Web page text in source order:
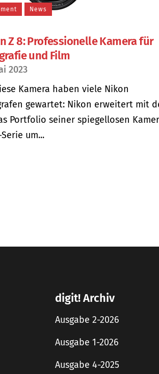
News
Z 8: Professionelle Kamera für
und Film
2023
Kamera haben viele Nikon
gewartet: Nikon erweitert mit
Portfolio seiner spiegellosen
um...
digit! Archiv
Ausgabe 2-2026
Ausgabe 1-2026
Ausgabe 4-2025